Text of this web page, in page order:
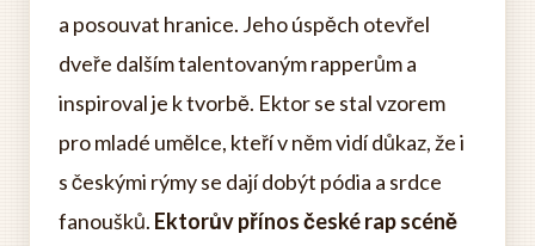
a posouvat hranice. Jeho úspěch otevřel
dveře dalším talentovaným rapperům a
inspiroval je k tvorbě. Ektor se stal vzorem
pro mladé umělce, kteří v něm vidí důkaz, že i
s českými rýmy se dají dobýt pódia a srdce
fanoušků. Ektorův přínos české rap scéně